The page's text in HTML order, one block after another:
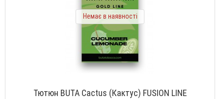
Немає в наявності
Тютюн BUTA Cactus (Кактус) FUSION LINE